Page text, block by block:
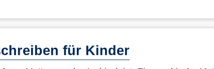
für Kinder